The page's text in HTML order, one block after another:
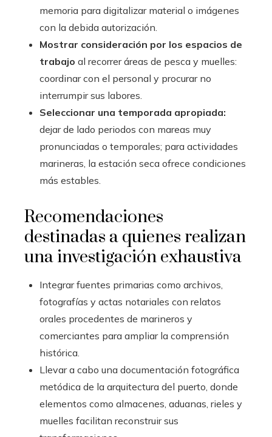
memoria para digitalizar material o imágenes
con la debida autorización.
Mostrar consideración por los espacios de
trabajo al recorrer áreas de pesca y muelles:
coordinar con el personal y procurar no
interrumpir sus labores.
Seleccionar una temporada apropiada:
dejar de lado periodos con mareas muy
pronunciadas o temporales; para actividades
marineras, la estación seca ofrece condiciones
más estables.
Recomendaciones
destinadas a quienes realizan
una investigación exhaustiva
Integrar fuentes primarias como archivos,
fotografías y actas notariales con relatos
orales procedentes de marineros y
comerciantes para ampliar la comprensión
histórica.
Llevar a cabo una documentación fotográfica
metódica de la arquitectura del puerto, donde
elementos como almacenes, aduanas, rieles y
muelles facilitan reconstruir sus